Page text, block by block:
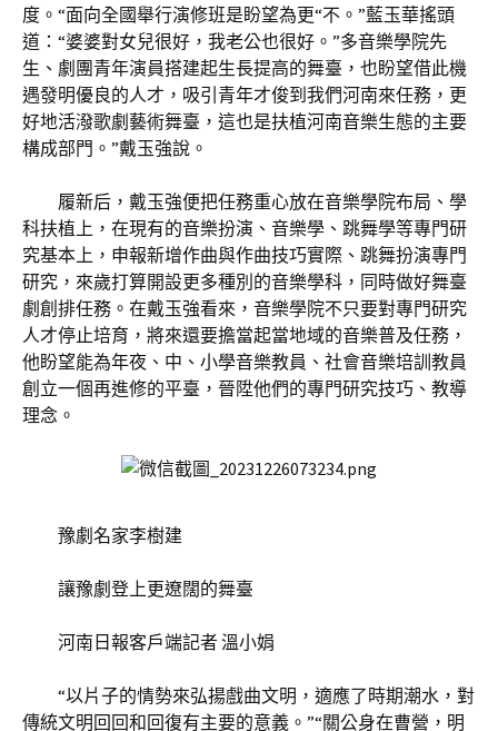
度。“面向全國舉行演修班是盼望為更“不。”藍玉華搖頭
道：“婆婆對女兒很好，我老公也很好。”多音樂學院先
生、劇團青年演員搭建起生長提高的舞臺，也盼望借此機
遇發明優良的人才，吸引青年才俊到我們河南來任務，更
好地活潑歌劇藝術舞臺，這也是扶植河南音樂生態的主要
構成部門。”戴玉強說。
履新后，戴玉強便把任務重心放在音樂學院布局、學
科扶植上，在現有的音樂扮演、音樂學、跳舞學等專門研
究基本上，申報新增作曲與作曲技巧實際、跳舞扮演專門
研究，來歲打算開設更多種別的音樂學科，同時做好舞臺
劇創排任務。在戴玉強看來，音樂學院不只要對專門研究
人才停止培育，將來還要擔當起當地域的音樂普及任務，
他盼望能為年夜、中、小學音樂教員、社會音樂培訓教員
創立一個再進修的平臺，晉陞他們的專門研究技巧、教導
理念。
豫劇名家李樹建
讓豫劇登上更遼闊的舞臺
河南日報客戶端記者 溫小娟
“以片子的情勢來弘揚戲曲文明，適應了時期潮水，對
傳統文明回回和回復有主要的意義。”“關公身在曹營，明